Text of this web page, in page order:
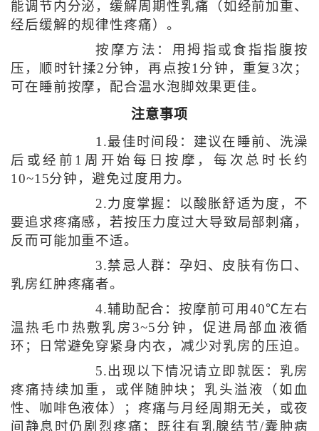
能调节内分泌，缓解周期性乳痛（如经前加重、
经后缓解的规律性疼痛）。
按摩方法：用拇指或食指指腹按
压，顺时针揉2分钟，再点按1分钟，重复3次；
可在睡前按摩，配合温水泡脚效果更佳。
注意事项
1.最佳时间段：建议在睡前、洗澡
后或经前1周开始每日按摩，每次总时长约
10~15分钟，避免过度用力。
2.力度掌握：以酸胀舒适为度，不
要追求疼痛感，若按压力度过大导致局部刺痛，
反而可能加重不适。
3.禁忌人群：孕妇、皮肤有伤口、
乳房红肿疼痛者。
4.辅助配合：按摩前可用40℃左右
温热毛巾热敷乳房3~5分钟，促进局部血液循
环；日常避免穿紧身内衣，减少对乳房的压迫。
5.出现以下情况请立即就医：乳房
疼痛持续加重，或伴随肿块；乳头溢液（如血
性、咖啡色液体）；疼痛与月经周期无关，或夜
间静息时仍剧烈疼痛；既往有乳腺结节/囊肿病